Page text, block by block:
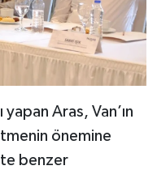
yapan Aras, Van’ın
önemine
benzer